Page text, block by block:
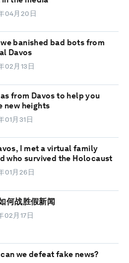
04月20日
we banished bad bots from
Davos
02月13日
from Davos to help you
new heights
01月31日
I met a virtual family
who survived the Holocaust
01月26日
何战胜假新闻
02月17日
we defeat fake news?